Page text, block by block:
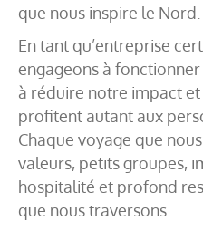
que nous inspire le Nord.
En tant qu’entreprise
engageons à
à réduire notre impact
profitent autant aux
Chaque voyage que
valeurs, petits groupes,
hospitalité et profond
que nous traversons.